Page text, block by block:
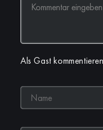
Als Gast kommentieren